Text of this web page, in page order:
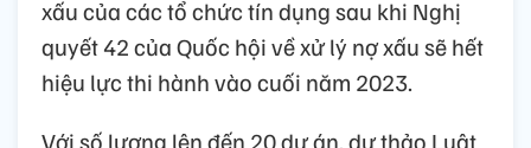
xấu của các tổ chức tín dụng sau khi Nghị
quyết 42 của Quốc hội về xử lý nợ xấu sẽ hết
hiệu lực thi hành vào cuối năm 2023.
Với số lượng lên đến 20 dự án, dự thảo Luật